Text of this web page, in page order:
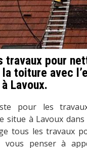
travaux pour
toiture avec
Lavoux.
pour les
situe à Lavoux
tous les travaux
vous penser à